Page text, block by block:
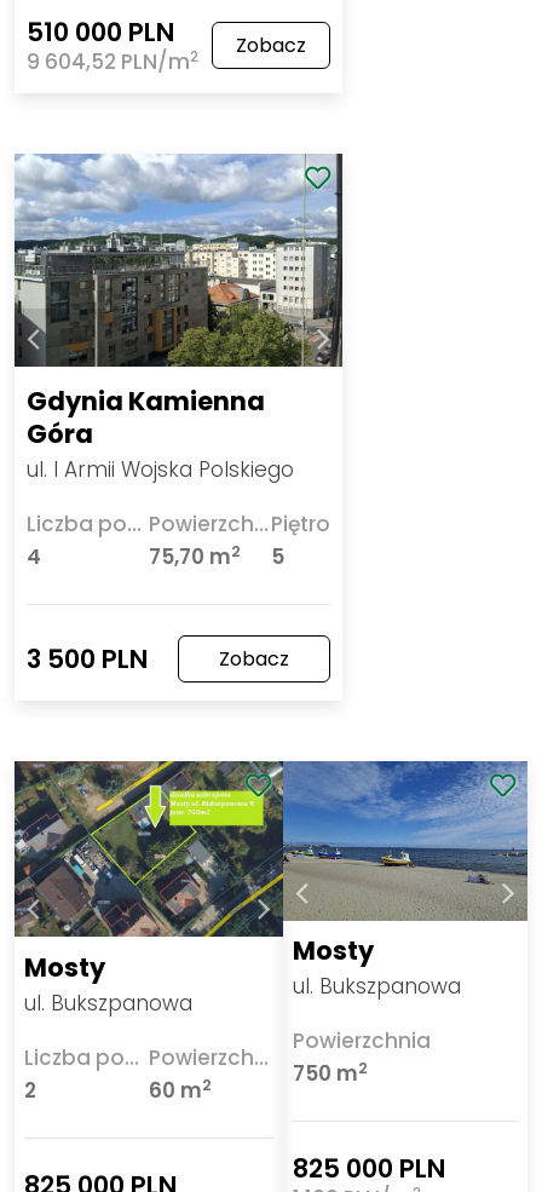
510 000 PLN
9 604,52 PLN/m2 Zobacz
Gdynia Kamienna
Góra
ul. I Armii Wojska Polskiego
Liczba pokoi
4
Powierzchnia
75,70 m2
Piętro
5
3 500 PLN Zobacz
Mosty
ul. Bukszpanowa
Liczba pokoi
2
Powierzchnia
60 m2
Mosty
ul. Bukszpanowa
Powierzchnia
750 m2
825 000 PLN